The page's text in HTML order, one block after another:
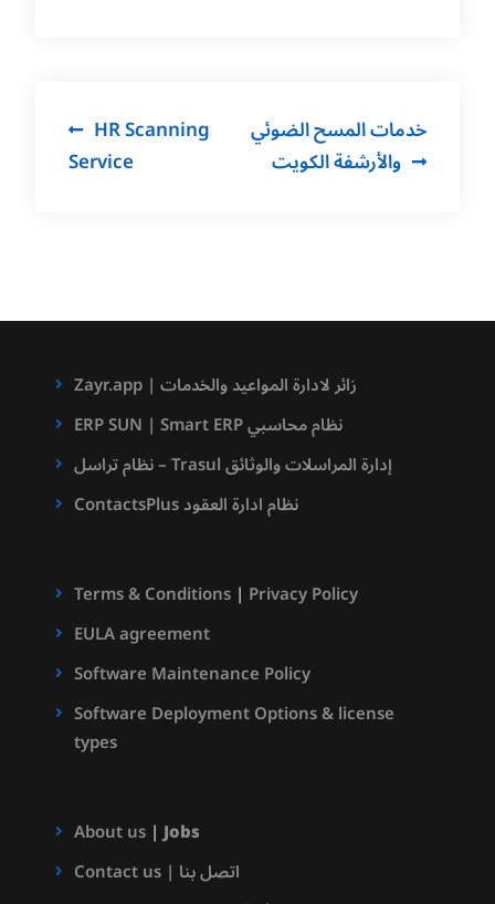
Post
navigation
HR Scanning
Service
خدمات المسح الضوئي
والأرشفة الكويت
Zayr.app | زائر لادارة المواعيد والخدمات
ERP SUN | Smart ERP نظام محاسبي
نظام تراسل – Trasul إدارة المراسلات والوثائق
ContactsPlus نظام ادارة العقود
Terms & Conditions| Privacy Policy
EULA agreement
Software Maintenance Policy
Software Deployment Options & license
types
About us|Jobs
Contact us | اتصل بنا